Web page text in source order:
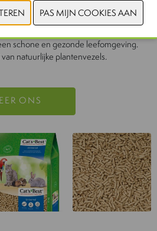
afbreekbaar, zonder chemische
schone en gezonde leefomgeving.
natuurlijke plantenvezels.
ONS